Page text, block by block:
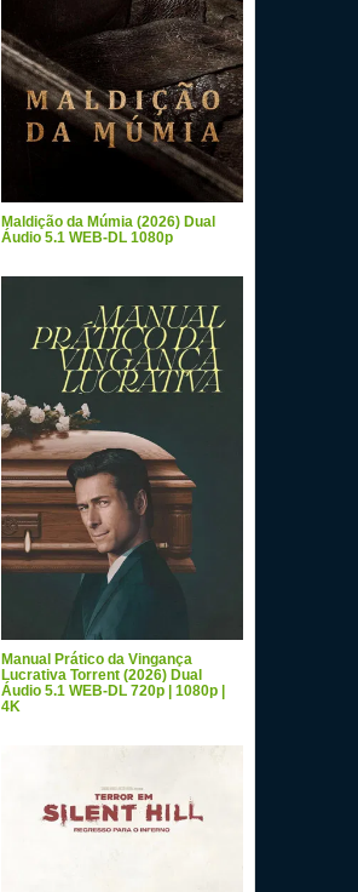
Maldição da Múmia (2026) Dual
Áudio 5.1 WEB-DL 1080p
Manual Prático da Vingança
Lucrativa Torrent (2026) Dual
Áudio 5.1 WEB-DL 720p | 1080p |
4K